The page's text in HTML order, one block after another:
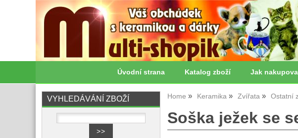
Úvodní strana Katalog zboží Jak
Home Keramika Zvířata Ostatní
Soška ježek se
VYHLEDÁVÁNÍ ZBOŽÍ